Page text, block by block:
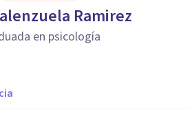
Ramirez
en psicología